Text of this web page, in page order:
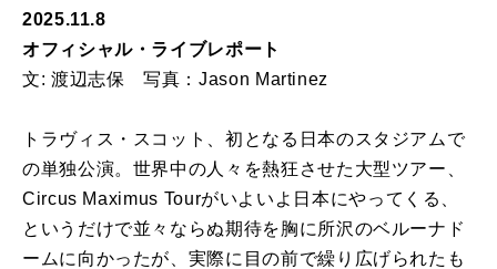
2025.11.8
オフィシャル・ライブレポート
文: 渡辺志保 写真：Jason Martinez
トラヴィス・スコット、初となる日本のスタジアムで
の単独公演。世界中の人々を熱狂させた大型ツアー、
Circus Maximus Tourがいよいよ日本にやってくる、
というだけで並々ならぬ期待を胸に所沢のベルーナド
ームに向かったが、実際に目の前で繰り広げられたも